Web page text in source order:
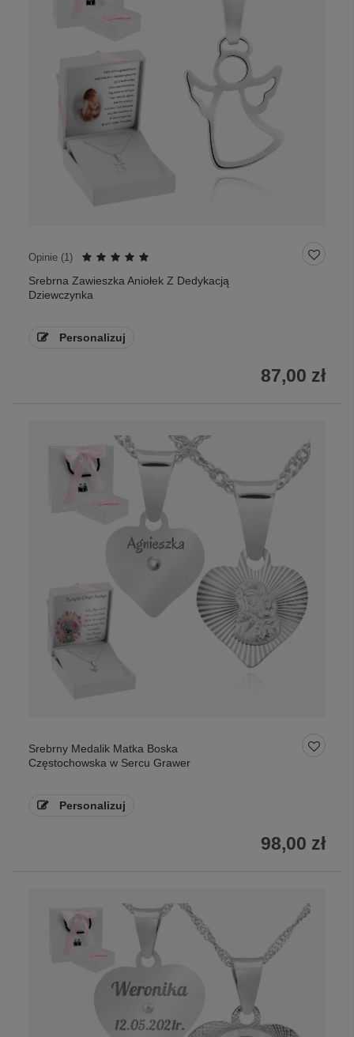
Opinie (1)
Srebrna Zawieszka Aniołek Z Dedykacją
Dziewczynka
Personalizuj
87,00 zł
Srebrny Medalik Matka Boska
Częstochowska w Sercu Grawer
Personalizuj
98,00 zł